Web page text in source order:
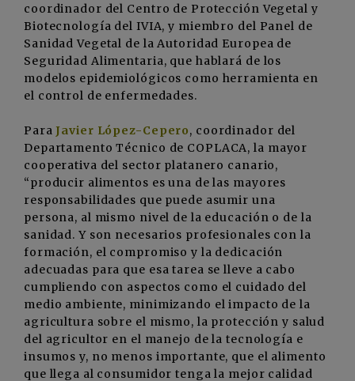
coordinador del Centro de Protección Vegetal y
Biotecnología del IVIA, y miembro del Panel de
Sanidad Vegetal de la Autoridad Europea de
Seguridad Alimentaria, que hablará de los
modelos epidemiológicos como herramienta en
el control de enfermedades.
ParaJavier López-Cepero, coordinador del
Departamento Técnico de COPLACA, la mayor
cooperativa del sector platanero canario,
“producir alimentos es una de las mayores
responsabilidades que puede asumir una
persona, al mismo nivel de la educación o de la
sanidad. Y son necesarios profesionales con la
formación, el compromiso y la dedicación
adecuadas para que esa tarea se lleve a cabo
cumpliendo con aspectos como el cuidado del
medio ambiente, minimizando el impacto de la
agricultura sobre el mismo, la protección y salud
del agricultor en el manejo de la tecnología e
insumos y, no menos importante, que el alimento
que llega al consumidor tenga la mejor calidad